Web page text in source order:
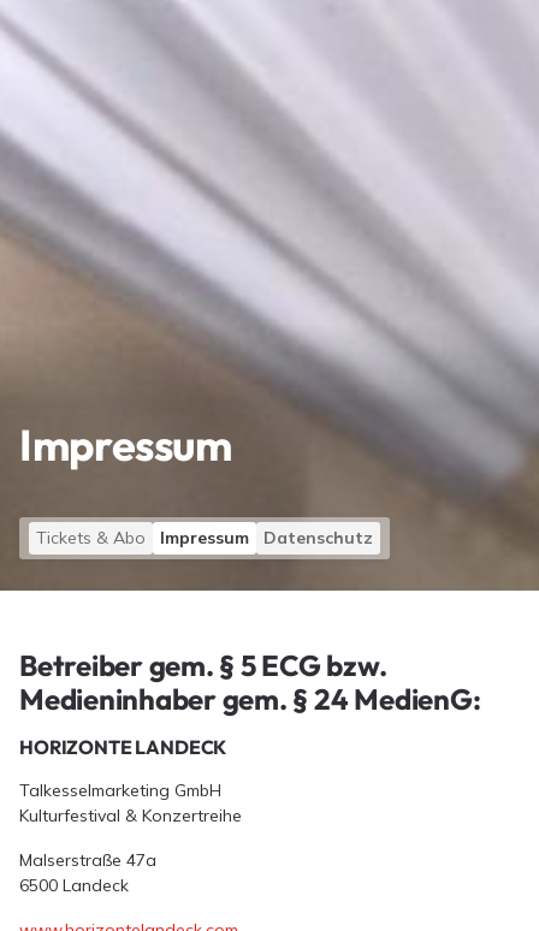
Impressum
Tickets & Abo Impressum Datenschutz
Betreiber gem. § 5 ECG bzw.
Medieninhaber gem. § 24 MedienG:
HORIZONTE LANDECK
Talkesselmarketing GmbH
Kulturfestival & Konzertreihe
Malserstraße 47a
6500 Landeck